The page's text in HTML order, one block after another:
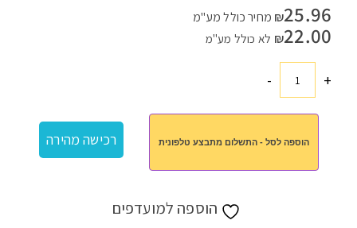
₪25.96
מחיר כולל מע"מ
₪22.00 לא כולל מע"מ
+כמות
אישי
מנירוסטה
-
הוספה לסל - התשלום מתבצע טלפונית רכישה מהירה
הוספה למועדפים